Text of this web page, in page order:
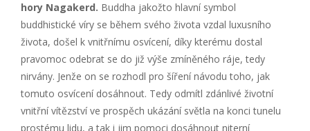
hory Nagakerd. Buddha jakožto hlavní symbol
buddhistické víry se během svého života vzdal luxusního
života, došel k vnitřnímu osvícení, díky kterému dostal
pravomoc odebrat se do již výše zmíněného ráje, tedy
nirvány. Jenže on se rozhodl pro šíření návodu toho, jak
tomuto osvícení dosáhnout. Tedy odmítl zdánlivé životní
vnitřní vítězství ve prospěch ukázání světla na konci tunelu
prostému lidu, a tak i jim pomoci dosáhnout niterní